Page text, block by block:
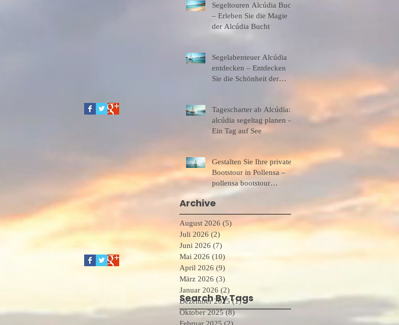
Segeltouren Alcúdia Bucht
– Erleben Sie die Magie
der Alcúdia Bucht
Segelabenteuer Alcúdia
entdecken – Entdecken
Sie die Schönheit der
Tagescharter ab Alcúdia:
alcúdia segeltag planen –
Ein Tag auf See
Gestalten Sie Ihre private
Bootstour in Pollensa –
pollensa bootstour
exklusiv
Archive
Search By Tags
August 2026 (5) 5 Beiträge
Juli 2026 (2)
Juni 2026 (7)
Mai 2026 (10)
April 2026 (9)
März 2026 (3)
Januar 2026 (2)
Dezember 2025 (1)1 Beitrag
Oktober 2025 (8)
Februar 2025 (2)